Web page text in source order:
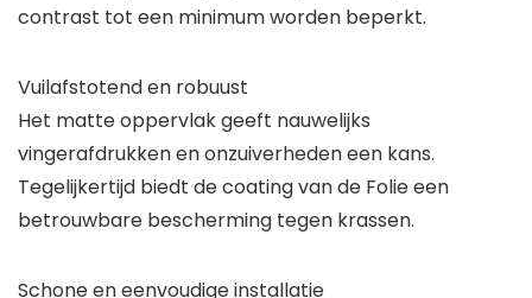
contrast tot een minimum worden beperkt.
Vuilafstotend en robuust
Het matte oppervlak geeft nauwelijks
vingerafdrukken en onzuiverheden een kans.
Tegelijkertijd biedt de coating van de Folie een
betrouwbare bescherming tegen krassen.
Schone en eenvoudige installatie